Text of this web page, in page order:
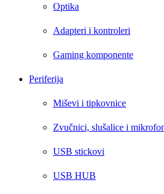
Optika
Adapteri i kontroleri
Gaming komponente
Periferija
Miševi i tipkovnice
Zvučnici, slušalice i
USB stickovi
USB HUB